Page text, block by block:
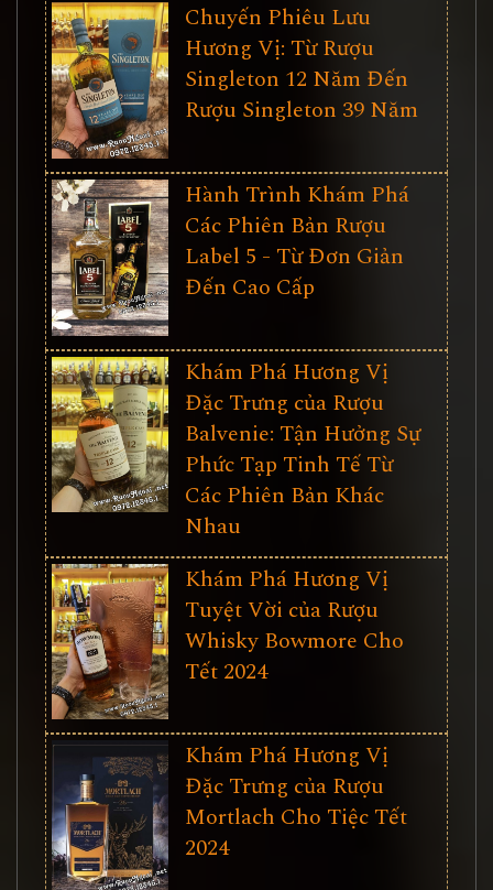
Chuyến Phiêu Lưu
Hương Vị: Từ Rượu
Singleton 12 Năm Đến
Rượu Singleton 39 Năm
Hành Trình Khám Phá
Các Phiên Bản Rượu
Label 5 - Từ Đơn Giản
Đến Cao Cấp
Khám Phá Hương Vị
Đặc Trưng của Rượu
Balvenie: Tận Hưởng Sự
Phức Tạp Tinh Tế Từ
Các Phiên Bản Khác
Nhau
Khám Phá Hương Vị
Tuyệt Vời của Rượu
Whisky Bowmore Cho
Tết 2024
Khám Phá Hương Vị
Đặc Trưng của Rượu
Mortlach Cho Tiệc Tết
2024